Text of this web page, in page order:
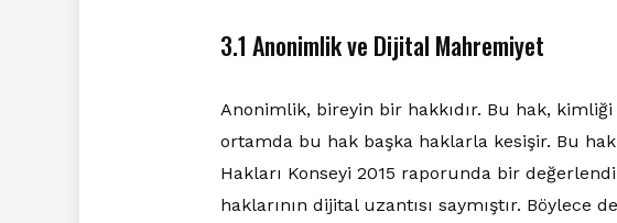
3.1 Anonimlik ve Dijital Mahremiyet
Anonimlik, bireyin bir hakkıdır. Bu hak,
ortamda bu hak başka haklarla kesişir. Bu
Hakları Konseyi 2015 raporunda bir
haklarının dijital uzantısı saymıştır. Böylece